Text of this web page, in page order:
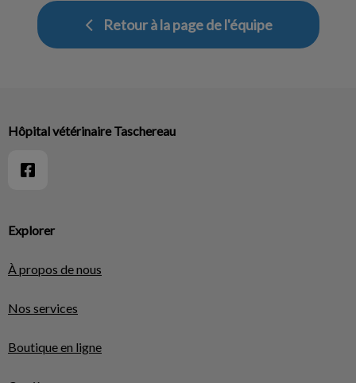
Retour à la page de l'équipe
Explorer
À propos de nous
Nos services
Boutique en ligne
Hôpital vétérinaire Taschereau